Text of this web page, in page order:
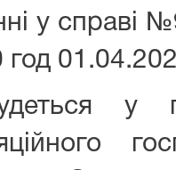
у справі
год
у